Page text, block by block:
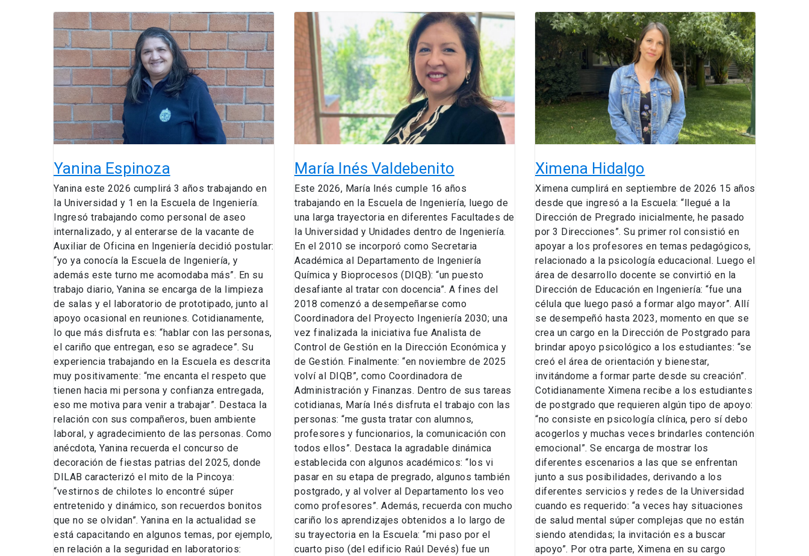
Yanina Espinoza
Yanina este 2026 cumplirá 3 años trabajando en
la Universidad y 1 en la Escuela de Ingeniería.
Ingresó trabajando como personal de aseo
internalizado, y al enterarse de la vacante de
Auxiliar de Oficina en Ingeniería decidió postular:
“yo ya conocía la Escuela de Ingeniería, y
además este turno me acomodaba más”. En su
trabajo diario, Yanina se encarga de la limpieza
de salas y el laboratorio de prototipado, junto al
apoyo ocasional en reuniones. Cotidianamente,
lo que más disfruta es: “hablar con las personas,
el cariño que entregan, eso se agradece”. Su
experiencia trabajando en la Escuela es descrita
muy positivamente: “me encanta el respeto que
tienen hacia mi persona y confianza entregada,
eso me motiva para venir a trabajar”. Destaca la
relación con sus compañeros, buen ambiente
laboral, y agradecimiento de las personas. Como
anécdota, Yanina recuerda el concurso de
decoración de fiestas patrias del 2025, donde
DILAB caracterizó el mito de la Pincoya:
“vestirnos de chilotes lo encontré súper
entretenido y dinámico, son recuerdos bonitos
que no se olvidan”. Yanina en la actualidad se
está capacitando en algunos temas, por ejemplo,
en relación a la seguridad en laboratorios:
Yanina
Espinoza
María Inés Valdebenito
Este 2026, María Inés cumple 16 años
trabajando en la Escuela de Ingeniería, luego de
una larga trayectoria en diferentes Facultades de
la Universidad y Unidades dentro de Ingeniería.
En el 2010 se incorporó como Secretaria
Académica al Departamento de Ingeniería
Química y Bioprocesos (DIQB): “un puesto
desafiante al tratar con docencia”. A fines del
2018 comenzó a desempeñarse como
Coordinadora del Proyecto Ingeniería 2030; una
vez finalizada la iniciativa fue Analista de
Control de Gestión en la Dirección Económica y
de Gestión. Finalmente: “en noviembre de 2025
volví al DIQB”, como Coordinadora de
Administración y Finanzas. Dentro de sus tareas
cotidianas, María Inés disfruta el trabajo con las
personas: “me gusta tratar con alumnos,
profesores y funcionarios, la comunicación con
todos ellos”. Destaca la agradable dinámica
establecida con algunos académicos: “los vi
pasar en su etapa de pregrado, algunos también
postgrado, y al volver al Departamento los veo
como profesores”. Además, recuerda con mucho
cariño los aprendizajes obtenidos a lo largo de
su trayectoria en la Escuela: “mi paso por el
cuarto piso (del edificio Raúl Devés) fue un
María
Inés
Valdebenito
Ximena Hidalgo
Ximena cumplirá en septiembre de 2026 15 años
desde que ingresó a la Escuela: “llegué a la
Dirección de Pregrado inicialmente, he pasado
por 3 Direcciones”. Su primer rol consistió en
apoyar a los profesores en temas pedagógicos,
relacionado a la psicología educacional. Luego el
área de desarrollo docente se convirtió en la
Dirección de Educación en Ingeniería: “fue una
célula que luego pasó a formar algo mayor”. Allí
se desempeñó hasta 2023, momento en que se
crea un cargo en la Dirección de Postgrado para
brindar apoyo psicológico a los estudiantes: “se
creó el área de orientación y bienestar,
invitándome a formar parte desde su creación”.
Cotidianamente Ximena recibe a los estudiantes
de postgrado que requieren algún tipo de apoyo:
“no consiste en psicología clínica, pero sí debo
acogerlos y muchas veces brindarles contención
emocional”. Se encarga de mostrar los
diferentes escenarios a las que se enfrentan
junto a sus posibilidades, derivando a los
diferentes servicios y redes de la Universidad
cuando es requerido: “a veces hay situaciones
de salud mental súper complejas que no están
siendo atendidas; la invitación es a buscar
apoyo”. Por otra parte, Ximena en su cargo
Ximena
Hidalgo